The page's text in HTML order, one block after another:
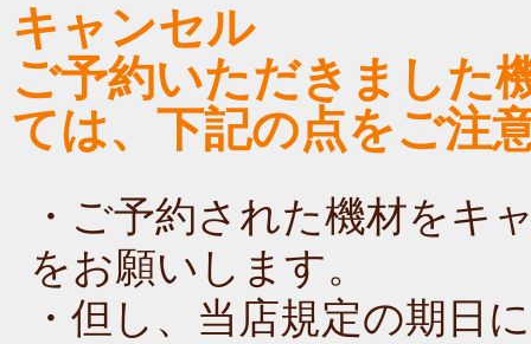
キャンセル
ご予約いただきました
ては、下記の点をご注
・ご予約された機材をキ
をお願いします。
・但し、当店規定の期日